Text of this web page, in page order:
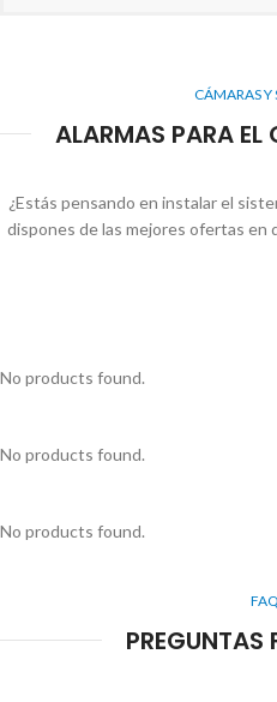
CÁMARAS Y
ALARMAS PARA
¿Estás pensando en instalar el
dispones de las mejores ofertas en
No products found.
No products found.
No products found.
PREGUNTAS